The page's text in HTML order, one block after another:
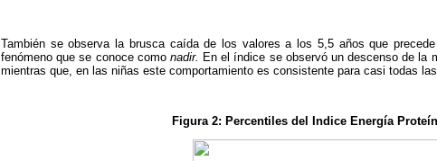
También se observa la brusca caída de los valores a los 5,5 años que
fenómeno que se conoce como nadir. En el índice se observó un descenso de la
mientras que, en las niñas este comportamiento es consistente para casi todas
Figura 2: Percentiles del Indice Energía